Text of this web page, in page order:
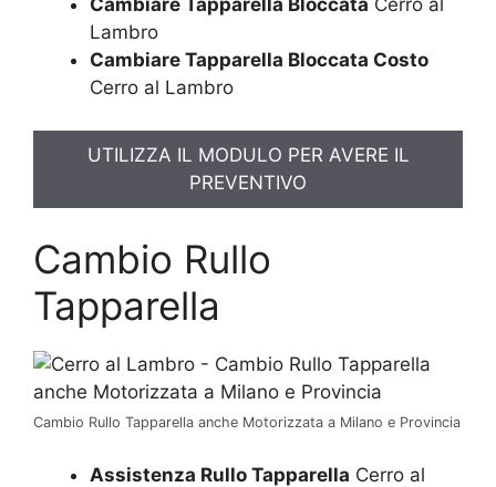
Cambiare Tapparella Bloccata Cerro al
Lambro
Cambiare Tapparella Bloccata Costo
Cerro al Lambro
UTILIZZA IL MODULO PER AVERE IL
PREVENTIVO
Cambio Rullo
Tapparella
Cambio Rullo Tapparella anche Motorizzata a Milano e Provincia
Assistenza Rullo Tapparella Cerro al